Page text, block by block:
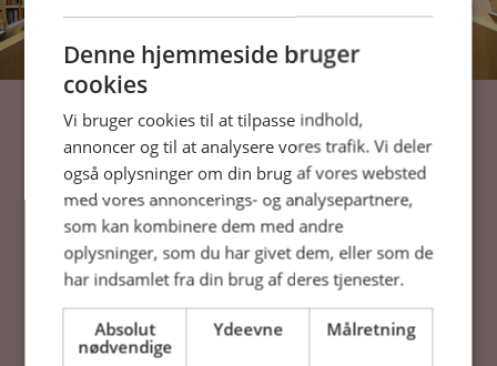
Brug rummet i
indretningen.
Filt til arkitektur & indretning
domiciler,
institutioner, kontorer og andre projekter.
Denne hjemmeside bruger
cookies
Vi bruger cookies til at tilpasse indhold,
annoncer og til at analysere vores trafik. Vi deler
også oplysninger om din brug af vores websted
med vores annoncerings- og analysepartnere,
som kan kombinere dem med andre
oplysninger, som du har givet dem, eller som de
har indsamlet fra din brug af deres tjenester.
Absolut
nødvendige
Ydeevne Målretning